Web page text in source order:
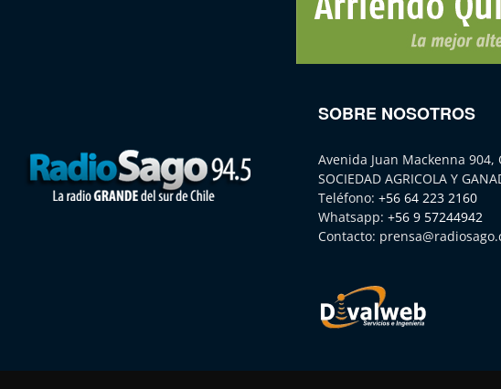
SOBRE NOSOTROS
Avenida Juan Mackenna 904,
SOCIEDAD AGRICOLA Y
Teléfono: +56 64 223 2160
Whatsapp: +56 9 57244942
Contacto: